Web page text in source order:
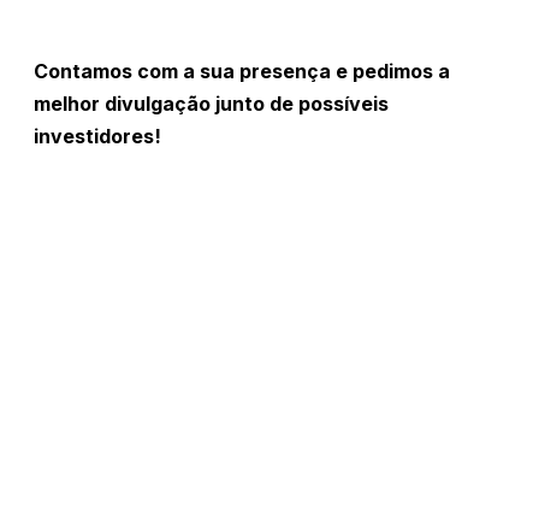
Contamos com a sua presença e pedimos a
melhor divulgação junto de possíveis
investidores!